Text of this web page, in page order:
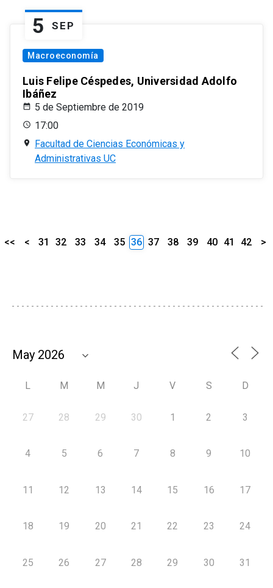
5 SEP
Macroeconomía
Luis Felipe Céspedes, Universidad Adolfo
Ibáñez
5 de Septiembre de 2019
17:00
Facultad de Ciencias Económicas y
Administrativas UC
<< < 31 32 33 34 35 36 37 38 39 40 41 42 >
L M M J V S D
27 28 29 30 1 2 3
4 5 6 7 8 9 10
11 12 13 14 15 16 17
18 19 20 21 22 23 24
25 26 27 28 29 30 31